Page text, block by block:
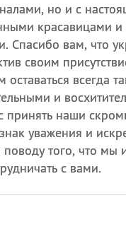
но и с
красавицами
Спасибо вам, что
своим
всегда
и
принять наши
уважения и
поводу того, что мы
с вами.